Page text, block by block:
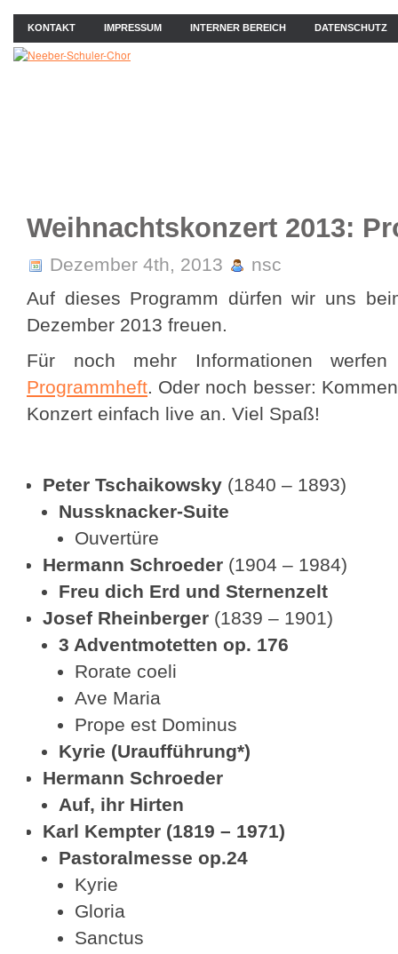
KONTAKT IMPRESSUM INTERNER BEREICH DATENSCHUTZ
Weihnachtskonzert 2013:
Dezember 4th, 2013
nsc
Auf dieses Programm dürfen wir uns
Dezember 2013 freuen.
Für noch mehr Informationen
Programmheft. Oder noch besser:
Konzert einfach live an. Viel Spaß!
Peter Tschaikowsky (1840 – 1893)
Nussknacker-Suite
Ouvertüre
Hermann Schroeder (1904 – 1984)
Freu dich Erd und Sternenzelt
Josef Rheinberger (1839 – 1901)
3 Adventmotetten op. 176
Rorate coeli
Ave Maria
Prope est Dominus
Kyrie (Uraufführung*)
Hermann Schroeder
Auf, ihr Hirten
Karl Kempter (1819 – 1971)
Pastoralmesse op.24
Kyrie
Gloria
Sanctus